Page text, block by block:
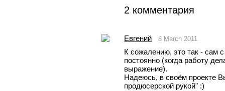
2 комментария
Евгений 8 March 2011
К сожалению, это так - сам
постоянно (когда работу
выражение).
Надеюсь, в своём проекте
продюсерской рукой" :)